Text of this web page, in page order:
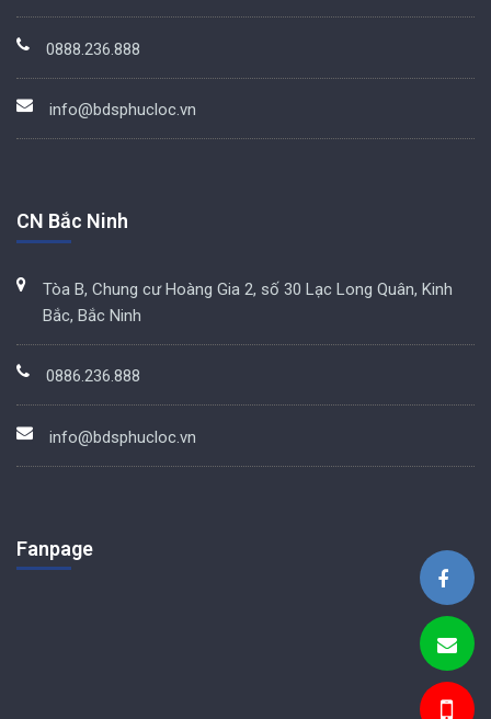
0888.236.888
info@bdsphucloc.vn
CN Bắc Ninh
Tòa B, Chung cư Hoàng Gia 2, số 30 Lạc Long Quân, Kinh
Bắc, Bắc Ninh
0886.236.888
info@bdsphucloc.vn
Fanpage